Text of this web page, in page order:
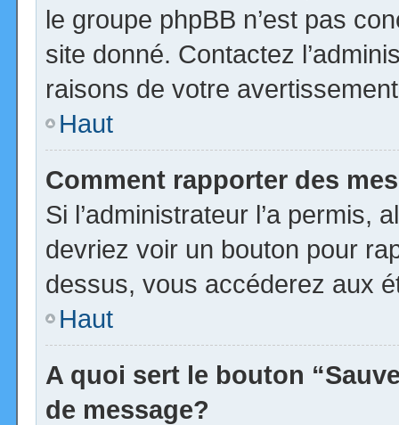
le groupe phpBB n’est pas
site donné. Contactez
raisons de votre
Haut
Comment rapporter des
Si l’administrateur l’a permis,
devriez voir un bouton pour
dessus, vous accéderez aux
Haut
A quoi sert le bouton
de message?